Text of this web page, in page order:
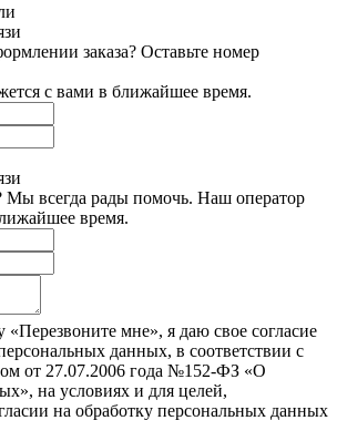
заказа? Оставьте номер
с вами в ближайшее время.
Мы всегда рады помочь. Наш оператор
время.
мне», я даю свое согласие
данных, в соответствии с
от 27.07.2006 года №152-ФЗ «О
на условиях и для целей,
на обработку персональных данных